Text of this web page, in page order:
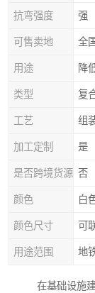
抗弯强度 强
可售卖地 全
用途 降
类型 复
工艺 组
加工定制 是
是否跨境货源 否
颜色 白
颜色尺寸 可
用途范围 地
在基础设施